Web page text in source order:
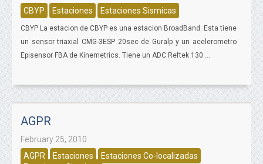
CBYP
Estaciones Estaciones Sismicas
CBYP La estacion de CBYP es una estacion BroadBand. Esta tiene
un sensor triaxial CMG-3ESP 20sec de Guralp y un acelerometro
Episensor FBA de Kinemetrics. Tiene un ADC Reftek 130 ...
AGPR
February 25, 2010
AGPR
Estaciones
Estaciones Co-localizadas